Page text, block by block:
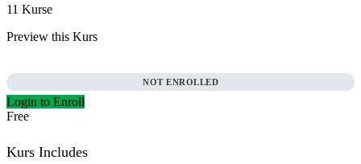
11 Kurse
Preview this Kurs
NOT ENROLLED
Login to Enroll
Free
Kurs Includes